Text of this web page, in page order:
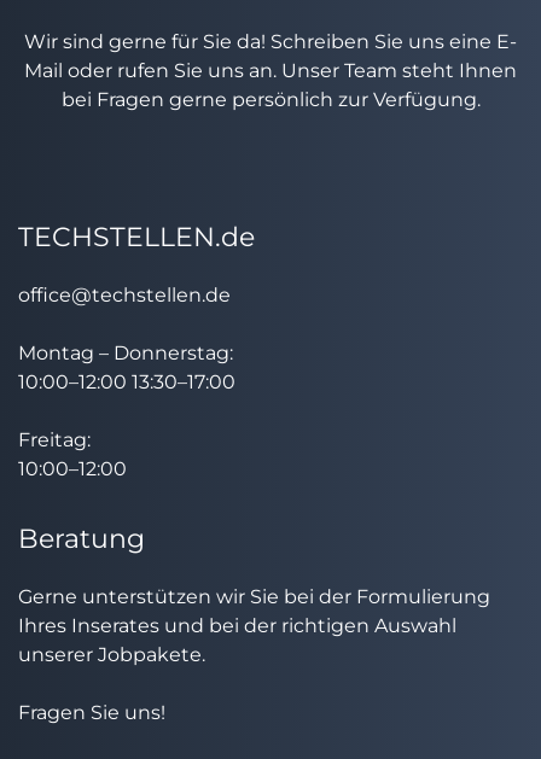
Wir sind gerne für Sie da! Schreiben Sie uns eine E-
Mail oder rufen Sie uns an. Unser Team steht Ihnen
bei Fragen gerne persönlich zur Verfügung.
TECHSTELLEN.de
office@techstellen.de
Montag – Donnerstag:
10:00–12:00 13:30–17:00
Freitag:
10:00–12:00
Beratung
Gerne unterstützen wir Sie bei der Formulierung
Ihres Inserates und bei der richtigen Auswahl
unserer Jobpakete.
Fragen Sie uns!